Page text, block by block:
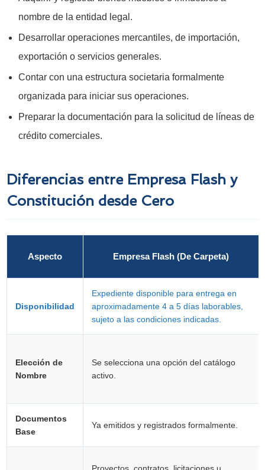
nombre de la entidad legal.
Desarrollar operaciones mercantiles, de importación,
exportación o servicios generales.
Contar con una estructura societaria formalmente
organizada para iniciar sus operaciones.
Preparar la documentación para la solicitud de líneas de
crédito comerciales.
Diferencias entre Empresa Flash y
Constitución desde Cero
Aspecto Empresa Flash (De Carpeta)
Disponibilidad
Expediente disponible para entrega en
aproximadamente 4 a 5 días laborables,
sujeto a las condiciones indicadas.
Elección de
Nombre
Se selecciona una opción del catálogo
activo.
Documentos
Base
Ya emitidos y registrados formalmente.